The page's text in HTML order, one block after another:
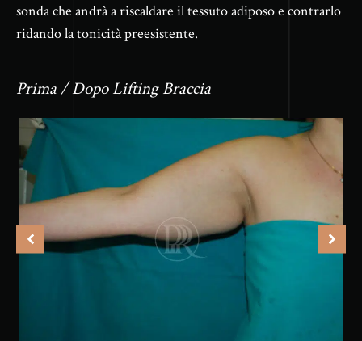
sonda che andrà a riscaldare il tessuto adiposo e contrarlo
ridando la tonicità preesistente.
Prima / Dopo Lifting Braccia